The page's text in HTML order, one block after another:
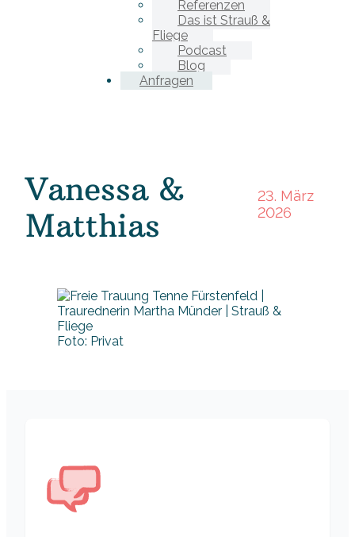
Referenzen
Das ist Strauß &
Fliege
Podcast
Blog
Anfragen
Vanessa &
Matthias
23. März
2026
Foto: Privat